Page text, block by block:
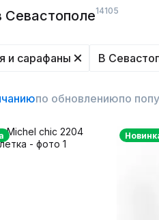
Севастополе14105
и сарафаны В
по обновлениюпо